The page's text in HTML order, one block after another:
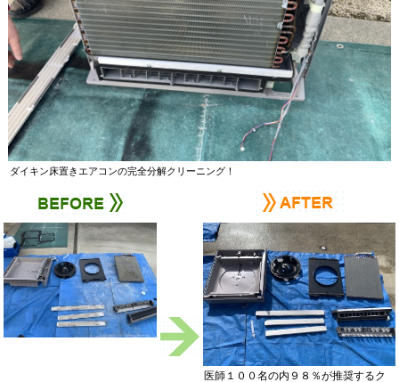
ダイキン床置きエアコンの完全分解クリーニング！
医師１００名の内９８％が推奨するク